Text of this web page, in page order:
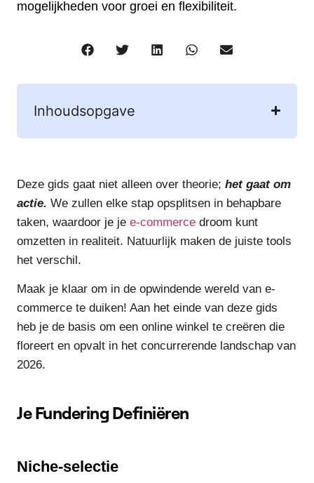
mogelijkheden voor groei en flexibiliteit.
Inhoudsopgave
Deze gids gaat niet alleen over theorie; het gaat om
actie. We zullen elke stap opsplitsen in behapbare
taken, waardoor je je e-commerce droom kunt
omzetten in realiteit. Natuurlijk maken de juiste tools
het verschil.
Maak je klaar om in de opwindende wereld van e-
commerce te duiken! Aan het einde van deze gids
heb je de basis om een online winkel te creëren die
floreert en opvalt in het concurrerende landschap van
2026.
Je Fundering Definiëren
Niche-selectie